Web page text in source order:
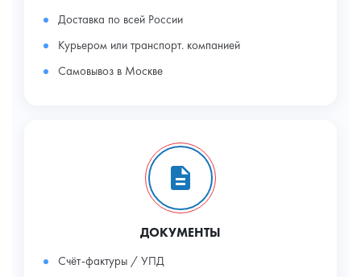
Доставка по всей России
Курьером или транспорт. компанией
Самовывоз в Москве
ДОКУМЕНТЫ
Счёт-фактуры / УПД